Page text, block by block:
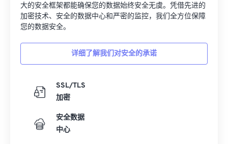
大的安全框架都能确保您的数据始终安全无虞。凭借先进的
加密技术、安全的数据中心和严密的监控，我们全方位保障
您的数据安全。
详细了解我们对安全的承诺
SSL/TLS
加密
安全数据
中心